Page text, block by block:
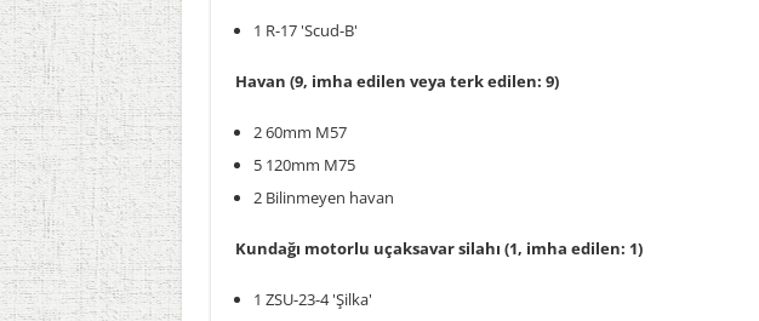
1 R-17 'Scud-B'
Havan (9, imha edilen veya terk edilen: 9)
2 60mm M57
5 120mm M75
2 Bilinmeyen havan
Kundağı motorlu uçaksavar silahı (1, imha edilen: 1)
1 ZSU-23-4 'Şilka'